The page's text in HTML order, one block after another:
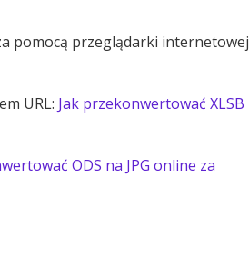
pomocą przeglądarki internetowej
URL: Jak przekonwertować XLSB
ODS na JPG online za